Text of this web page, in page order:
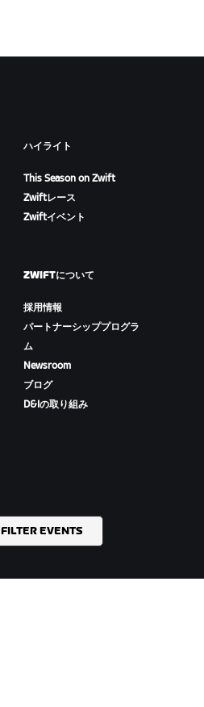
FILTER EVENTS
ハイライト
This Season on Zwift
Zwiftレース
Zwiftイベント
ZWIFTについて
採用情報
パートナーシッププログラ
ム
Newsroom
ブログ
D&Iの取り組み